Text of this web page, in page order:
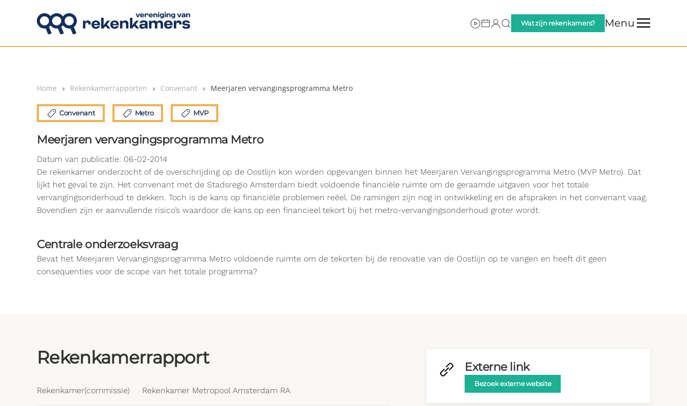
Overslaan en naar de inhoud gaan
Wat zijn rekenkamers? Menu
Home Rekenkamerrapporten Convenant Meerjaren vervangingsprogramma Metro
Convenant Metro MVP
Meerjaren vervangingsprogramma Metro
Datum van publicatie: 06-02-2014
De rekenkamer onderzocht of de overschrijding op de Oostlijn kon worden opgevangen binnen het Meerjaren Vervangingsprogramma Metro (MVP Metro). Dat
lijkt het geval te zijn. Het convenant met de Stadsregio Amsterdam biedt voldoende financiële ruimte om de geraamde uitgaven voor het totale
vervangingsonderhoud te dekken. Toch is de kans op financiële problemen reëel. De ramingen zijn nog in ontwikkeling en de afspraken in het convenant vaag.
Bovendien zijn er aanvullende risico’s waardoor de kans op een financieel tekort bij het metro-vervangingsonderhoud groter wordt.
Centrale onderzoeksvraag
Bevat het Meerjaren Vervangingsprogramma Metro voldoende ruimte om de tekorten bij de renovatie van de Oostlijn op te vangen en heeft dit geen
consequenties voor de scope van het totale programma?
Rekenkamerrapport
Rekenkamer(commissie) Rekenkamer Metropool Amsterdam RA
Externe link
Bezoek externe website